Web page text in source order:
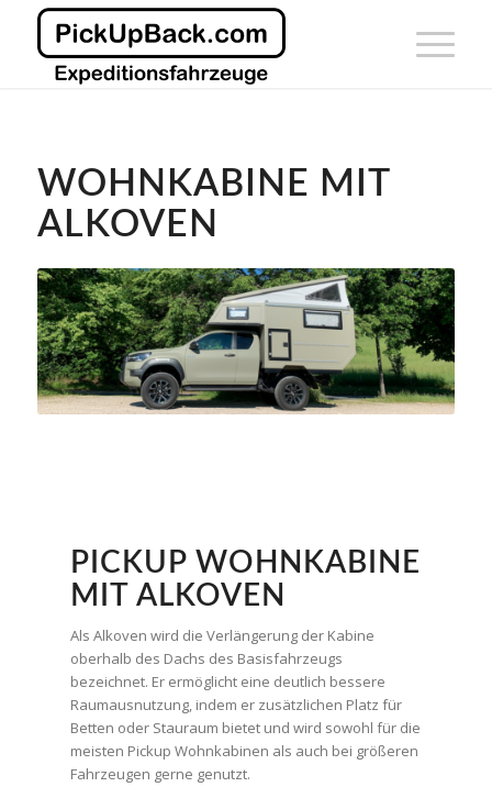
WOHNKABINE MIT
ALKOVEN
PICKUP WOHNKABINE
MIT ALKOVEN
Als Alkoven wird die Verlängerung der Kabine
oberhalb des Dachs des Basisfahrzeugs
bezeichnet. Er ermöglicht eine deutlich bessere
Raumausnutzung, indem er zusätzlichen Platz für
Betten oder Stauraum bietet und wird sowohl für die
meisten Pickup Wohnkabinen als auch bei größeren
Fahrzeugen gerne genutzt.